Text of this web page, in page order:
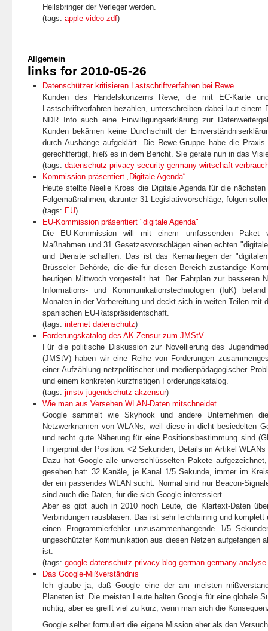
Heilsbringer der Verleger werden.
(tags: apple video zdf)
Allgemein
links for 2010-05-26
Datenschützer kritisieren Lastschriftverfahren bei Rewe
Kunden des Handelskonzerns Rewe, die mit EC-Karte
Lastschriftverfahren bezahlen, unterschreiben dabei laut einem
NDR Info auch eine Einwilligungserklärung zur
Kunden bekämen keine Durchschrift der
durch Aushänge aufgeklärt. Die Rewe-Gruppe habe die
gerechtfertigt, hieß es in dem Bericht. Sie gerate nun in das
(tags: datenschutz privacy security germany wirtschaft
Kommission präsentiert „Digitale Agenda“
Heute stellte Neelie Kroes die Digitale Agenda für die
Folgemaßnahmen, darunter 31 Legislativvorschläge, folgen
(tags: EU)
EU-Kommission präsentiert "digitale Agenda"
Die EU-Kommission will mit einem umfassenden Paket
Maßnahmen und 31 Gesetzesvorschlägen einen echten
und Dienste schaffen. Das ist das Kernanliegen der
Brüsseler Behörde, die die für diesen Bereich zuständige
heutigen Mittwoch vorgestellt hat. Der Fahrplan zur besseren
Informations- und Kommunikationstechnologien (IuK)
Monaten in der Vorbereitung und deckt sich in weiten Teilen mit
spanischen EU-Ratspräsidentschaft.
(tags: internet datenschutz)
Forderungskatalog des AK Zensur zum JMStV
Für die politische Diskussion zur Novellierung des
(JMStV) haben wir eine Reihe von Forderungen
einer Aufzählung netzpolitischer und medienpädagogischer
und einem konkreten kurzfristigen Forderungskatalog.
(tags: jmstv jugendschutz akzensur)
Wie man aus Versehen WLAN-Daten mitschneidet
Google sammelt wie Skyhook und andere Unternehmen
Netzwerknamen von WLANs, weil diese in dicht besiedelten
und recht gute Näherung für eine Positionsbestimmung sind
Fingerprint der Position: <2 Sekunden, Details im Artikel WLANs
Dazu hat Google alle unverschlüsselten Pakete
gesehen hat: 32 Kanäle, je Kanal 1/5 Sekunde, immer im
der ein passendes WLAN sucht. Normal sind nur Beacon-
sind auch die Daten, für die sich Google interessiert.
Aber es gibt auch in 2010 noch Leute, die Klartext-Daten
Verbindungen rausblasen. Das ist sehr leichtsinnig und komplett
einen Programmierfehler unzusammenhängende 1/5
ungeschützter Kommunikation aus diesen Netzen aufgefangen
ist.
(tags: google datenschutz privacy blog german germany analyse
Das Google-Mißverständnis
Ich glaube ja, daß Google eine der am meisten
Planeten ist. Die meisten Leute halten Google für eine globale
richtig, aber es greift viel zu kurz, wenn man sich die
Google selber formuliert die eigene Mission eher als den